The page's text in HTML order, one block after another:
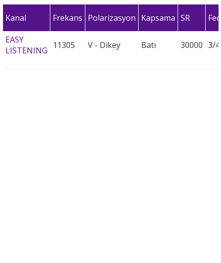
Kanal Frekans Polarizasyon Kapsama SR
Fec
EASY
LISTENING
11305 V - Dikey Batı 30000 3/4